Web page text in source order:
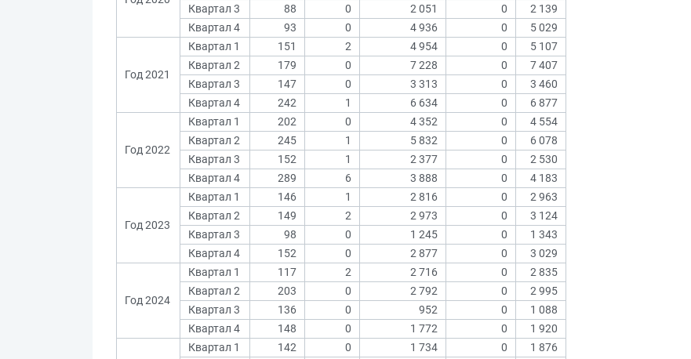
Квартал 3
88 0 2 051 0
2 139
Квартал 4
93 0 4 936 0 5 029
Год 2021
Квартал 1 151 2 4 954 0
5 107
Квартал 2
179 0 7 228 0
7 407
Квартал 3
147 0 3 313 0
3 460
Квартал 4
242 1 6 634 0 6 877
Год 2022
Квартал 1 202 0 4 352 0
4 554
Квартал 2
245 1 5 832 0
6 078
Квартал 3
152 1 2 377 0
2 530
Квартал 4
289 6 3 888 0 4 183
Год 2023
Квартал 1 146 1 2 816 0
2 963
Квартал 2
149 2 2 973 0
3 124
Квартал 3
98 0 1 245 0
1 343
Квартал 4
152 0 2 877 0 3 029
Год 2024
Квартал 1 117 2 2 716 0
2 835
Квартал 2
203 0 2 792 0
2 995
Квартал 3
136 0 952 0
1 088
Квартал 4
148 0 1 772 0 1 920
Квартал 1 142 0 1 734 0
1 876